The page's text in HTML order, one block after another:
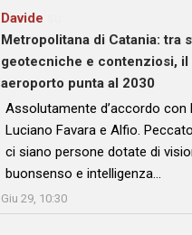
Davide
Metropolitana di Catania: tra
geotecniche e contenziosi, il
aeroporto punta al 2030
: “
Assolutamente d’accordo con
Luciano Favara e Alfio.
ci siano persone dotate di
buonsenso e intelligenza…
Giu 29, 10:30